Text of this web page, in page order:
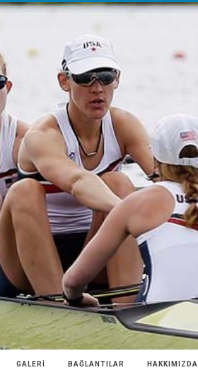
GALERİ BAĞLANTILAR HAKKIMIZDA